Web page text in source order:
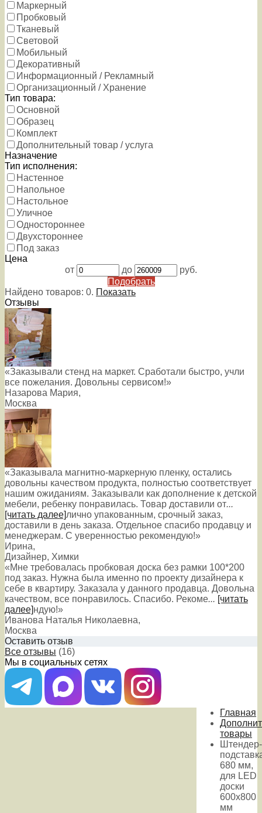
Маркерный
Пробковый
Тканевый
Световой
Мобильный
Декоративный
Информационный / Рекламный
Организационный / Хранение
Тип товара:
Основной
Образец
Комплект
Дополнительный товар / услуга
Назначение
Тип исполнения:
Настенное
Напольное
Настольное
Уличное
Одностороннее
Двухстороннее
Под заказ
Цена
от
до
руб.
Подобрать
Найдено товаров: 0. Показать
Отзывы
«Заказывали стенд на маркет. Сработали быстро, учли
все пожелания. Довольны сервисом!»
Назарова Мария,
Москва
«Заказывала магнитно-маркерную пленку, остались
довольны качеством продукта, полностью соответствует
нашим ожиданиям. Заказывали как дополнение к детской
мебели, ребенку понравилась. Товар доставили от...
[читать далее]лично упакованным, срочный заказ,
доставили в день заказа. Отдельное спасибо продавцу и
менеджерам. С уверенностью рекомендую!»
Ирина,
Дизайнер, Химки
«Мне требовалась пробковая доска без рамки 100*200
под заказ. Нужна была именно по проекту дизайнера к
себе в квартиру. Заказала у данного продавца. Довольна
качеством, все понравилось. Спасибо. Рекоме... [читать
далее]ндую!»
Иванова Наталья Николаевна,
Москва
Оставить отзыв
Все отзывы (16)
Мы в социальных сетях
Главная
товары
Штендер-
680 мм,
для LED
доски
600х800
мм